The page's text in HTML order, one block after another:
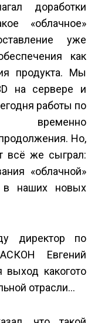
доработки
«облачное»
уже
как
продукта. Мы
на сервере и
работы по
временно
Но,
всё же сыграл:
«облачной»
наших новых
директор по
АСКОН Евгений
выход какого­то
отрасли...